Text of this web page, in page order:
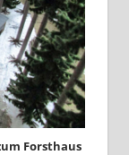
Forsthaus